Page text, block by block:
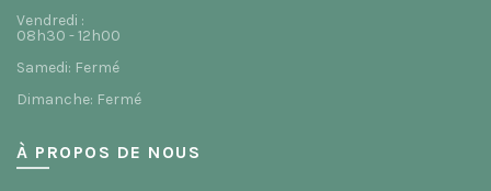
Vendredi :
08h30 - 12h00
Samedi: Fermé
Dimanche: Fermé
À PROPOS DE NOUS